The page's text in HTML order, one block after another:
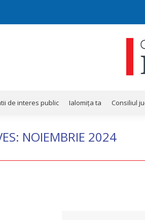
de interes public Ialomița ta Consiliul
NOIEMBRIE 2024